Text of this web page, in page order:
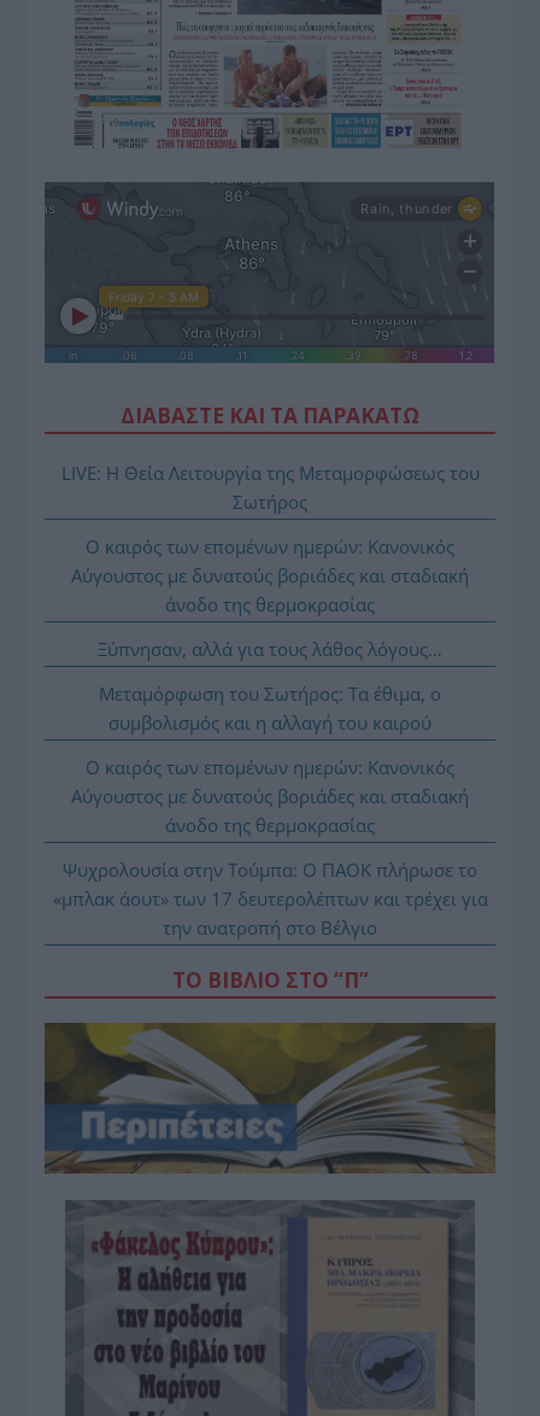
ΔΙΑΒΑΣΤΕ ΚΑΙ ΤΑ ΠΑΡΑΚΑΤΩ
LIVE: Η Θεία Λειτουργία της Μεταμορφώσεως του
Σωτήρος
Ο καιρός των επομένων ημερών: Κανονικός
Αύγουστος με δυνατούς βοριάδες και σταδιακή
άνοδο της θερμοκρασίας
Ξύπνησαν, αλλά για τους λάθος λόγους…
Μεταμόρφωση του Σωτήρος: Τα έθιμα, ο
συμβολισμός και η αλλαγή του καιρού
Ο καιρός των επομένων ημερών: Κανονικός
Αύγουστος με δυνατούς βοριάδες και σταδιακή
άνοδο της θερμοκρασίας
Ψυχρολουσία στην Τούμπα: Ο ΠΑΟΚ πλήρωσε το
«μπλακ άουτ» των 17 δευτερολέπτων και τρέχει για
την ανατροπή στο Βέλγιο
ΤΟ ΒΙΒΛΙΟ ΣΤΟ “Π”